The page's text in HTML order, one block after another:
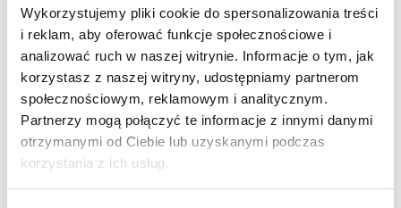
Wykorzystujemy pliki cookie do spersonalizowania treści
i reklam, aby oferować funkcje społecznościowe i
analizować ruch w naszej witrynie. Informacje o tym, jak
korzystasz z naszej witryny, udostępniamy partnerom
społecznościowym, reklamowym i analitycznym.
Partnerzy mogą połączyć te informacje z innymi danymi
otrzymanymi od Ciebie lub uzyskanymi podczas
korzystania z ich usług.
Wróć
Fotele do masażu
Urządzenia
Zobacz wszystko
Dofinansowania